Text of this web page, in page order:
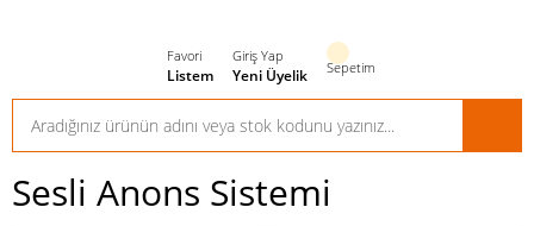
Favori
Listem
Giriş Yap
Yeni Üyelik Sepetim
Sesli Anons Sistemi